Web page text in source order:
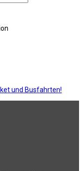
und Busfahrten!